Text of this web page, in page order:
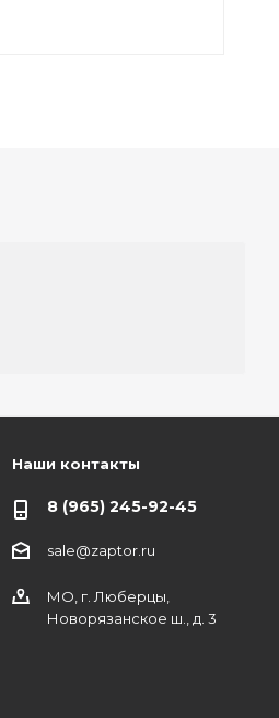
Наши контакты
8 (965) 245-92-45
sale@zaptor.ru
МО, г. Люберцы,
Новорязанское ш., д. 3